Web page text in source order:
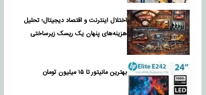
اختلال اینترنت و اقتصاد دیجیتال؛ تحلیل
هزینه‌های پنهان یک ریسک زیرساختی
بهترین مانیتور تا ۱۵ میلیون تومان